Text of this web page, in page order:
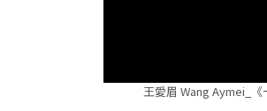
王愛眉 Wang Aymei_